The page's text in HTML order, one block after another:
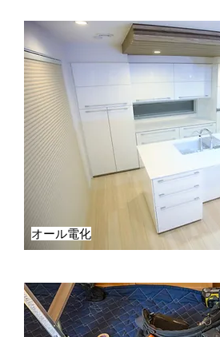
オール電化